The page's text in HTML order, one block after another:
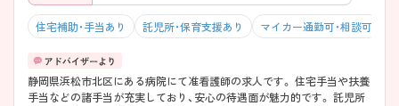
住宅補助・手当あり 託児所・保育支援あり マイカー通勤可・相談可
静岡県浜松市北区にある病院にて准看護師の求人です。 住宅手当や扶養
手当などの諸手当が充実しており、安心の待遇面が魅力的です。 託児所